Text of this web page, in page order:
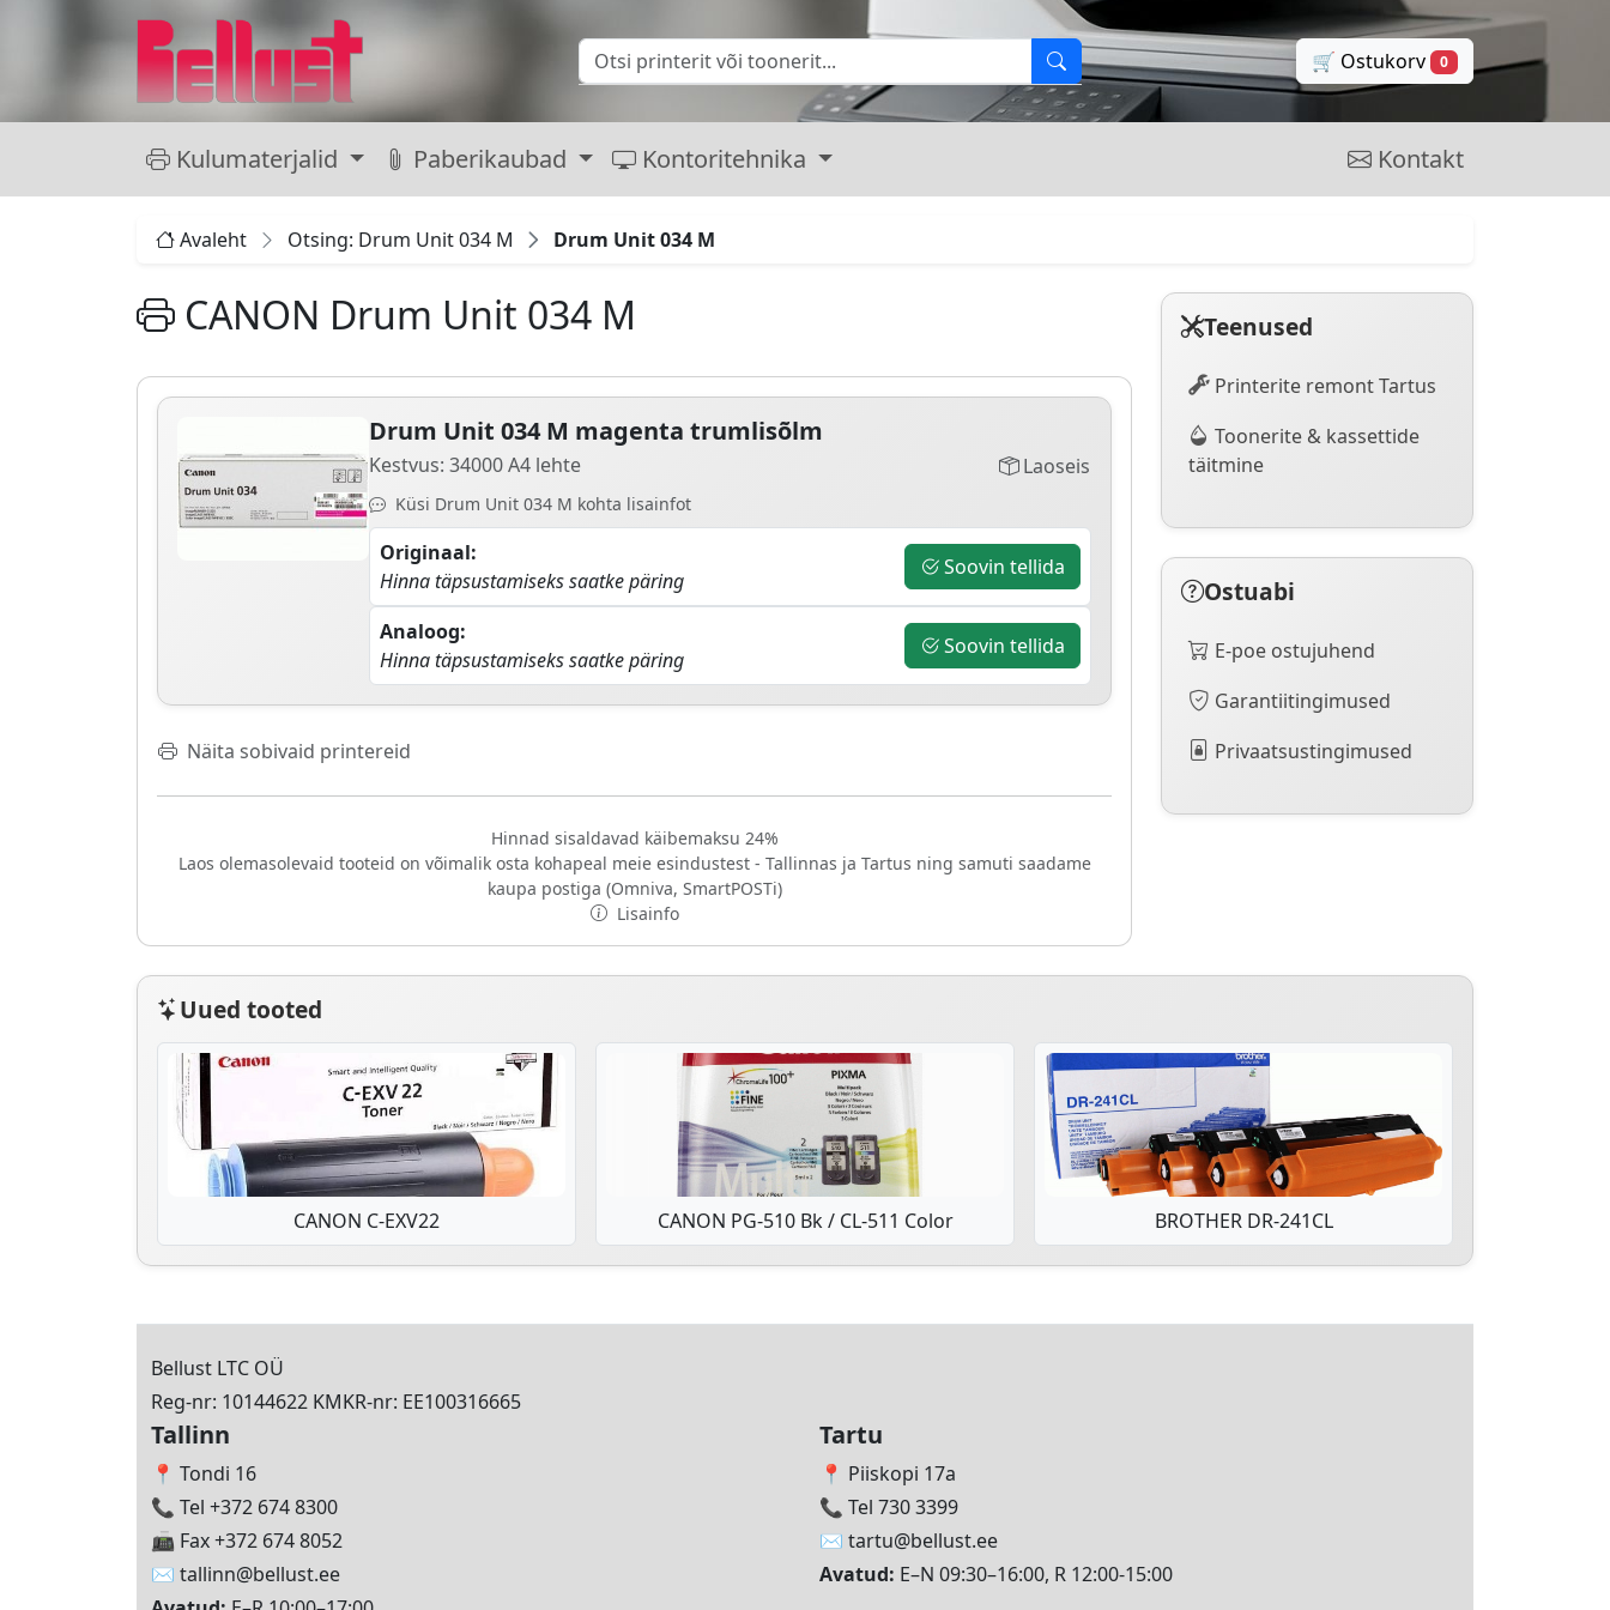
🛒 Ostukorv 0
Kulumaterjalid Paberikaubad Kontoritehnika Kontakt
Avaleht Otsing: Drum Unit 034 M Drum Unit 034 M
CANON Drum Unit 034 M
Drum Unit 034 M magenta trumlisõlm
Kestvus: 34000 A4 lehte
Küsi Drum Unit 034 M kohta lisainfot
Laoseis
Originaal:
Hinna täpsustamiseks saatke päring
Soovin tellida
Analoog:
Hinna täpsustamiseks saatke päring
Soovin tellida
Näita sobivaid printereid
Hinnad sisaldavad käibemaksu 24%
Laos olemasolevaid tooteid on võimalik osta kohapeal meie esindustest - Tallinnas ja Tartus ning samuti saadame
kaupa postiga (Omniva, SmartPOSTi)
Lisainfo
Teenused
Printerite remont Tartus
Toonerite & kassettide
täitmine
Ostuabi
E-poe ostujuhend
Garantiitingimused
Privaatsustingimused
Uued tooted
CANON C-EXV22 CANON PG-510 Bk / CL-511 Color BROTHER DR-241CL
Bellust LTC OÜ
Reg-nr: 10144622 KMKR-nr: EE100316665
Tallinn
📍 Tondi 16
📞 Tel +372 674 8300
📠 Fax +372 674 8052
✉️ tallinn@bellust.ee
Tartu
📍 Piiskopi 17a
📞 Tel 730 3399
✉️ tartu@bellust.ee
Avatud: E–N 09:30–16:00, R 12:00-15:00